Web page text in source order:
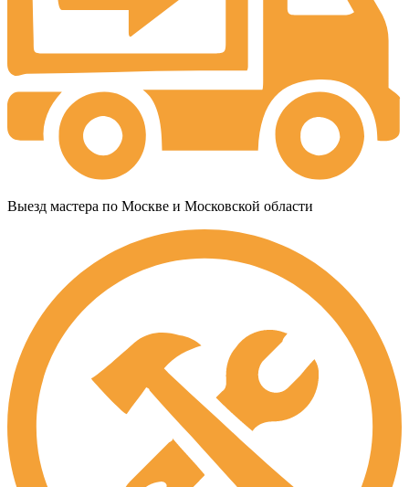
Выезд мастера по Москве и Московской области